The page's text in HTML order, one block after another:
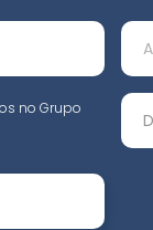
no Grupo